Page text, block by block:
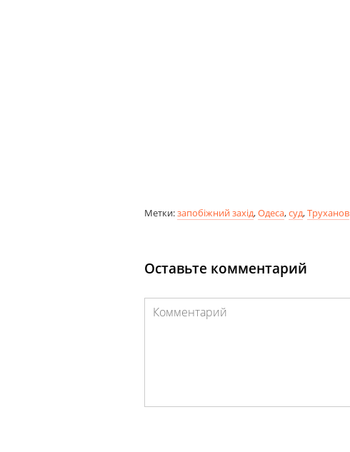
Метки:запобіжний захід,Одеса,суд,Труханов
Оставьте комментарий